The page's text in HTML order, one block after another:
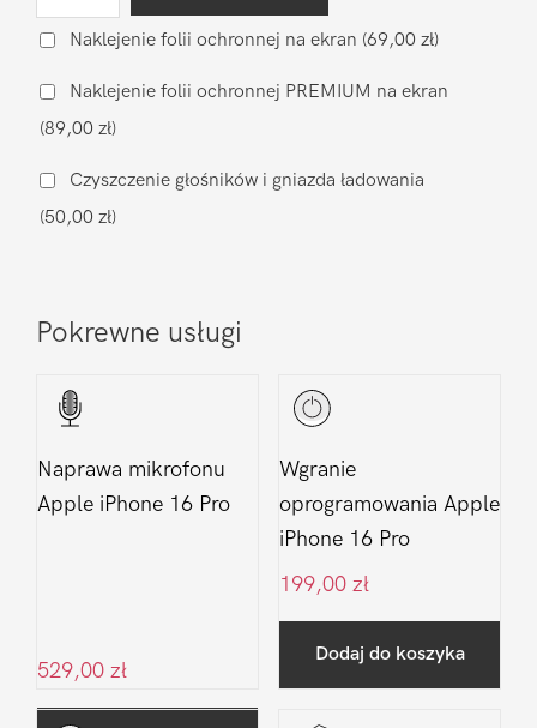
wyświetlacza
iPhone
16
Pro
Naklejenie folii ochronnej na ekran (69,00 zł)
Naklejenie folii ochronnej PREMIUM na ekran
(89,00 zł)
Czyszczenie głośników i gniazda ładowania
(50,00 zł)
Pokrewne usługi
Naprawa mikrofonu
Apple iPhone 16 Pro
529,00 zł
Wgranie
oprogramowania Apple
iPhone 16 Pro
199,00 zł
Dodaj do koszyka